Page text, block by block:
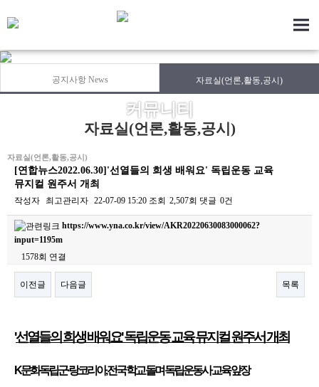
커뮤니티
공지사항 News 자료실(언론,활동,공시)
자료실(언론,활동,공시)
자료실(언론,활동,공시)
[연합뉴스2022.06.30]'선열들의 희생 배워요' 독립운동 교육
뮤지컬 원주서 개최
작성자 최고관리자 22-07-09 15:20 조회 2,507회 댓글 0건
https://www.yna.co.kr/view/AKR20220630083000062?
input=1195m
1578회 연결
이전글 다음글 목록
'선열들의 희생 배워요' 독립운동 교육 뮤지컬 원주서 개최
K문화독립군·랑코리아, 전국 학교 돌며 독립운동사 교육 앞장